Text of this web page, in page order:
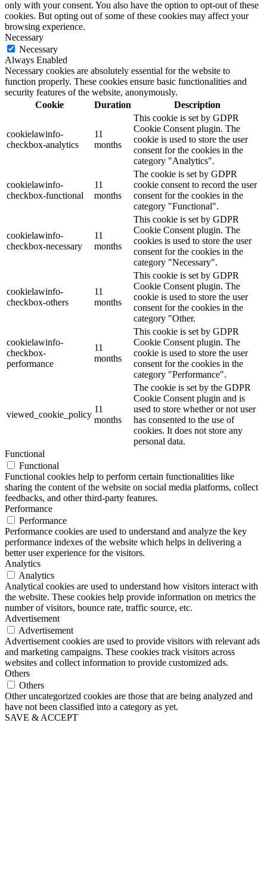
only with your consent. You also have the option to opt-out of these
cookies. But opting out of some of these cookies may affect your
browsing experience.
Necessary
Necessary
Always Enabled
Necessary cookies are absolutely essential for the website to
function properly. These cookies ensure basic functionalities and
security features of the website, anonymously.
Cookie
Duration Description
cookielawinfo-
checkbox-analytics
11
months
This cookie is set by GDPR
Cookie Consent plugin. The
cookie is used to store the user
consent for the cookies in the
category "Analytics".
cookielawinfo-
checkbox-functional
11
months
The cookie is set by GDPR
cookie consent to record the user
consent for the cookies in the
category "Functional".
cookielawinfo-
checkbox-necessary
11
months
This cookie is set by GDPR
Cookie Consent plugin. The
cookies is used to store the user
consent for the cookies in the
category "Necessary".
cookielawinfo-
checkbox-others
11
months
This cookie is set by GDPR
Cookie Consent plugin. The
cookie is used to store the user
consent for the cookies in the
category "Other.
cookielawinfo-
checkbox-
performance
11
months
This cookie is set by GDPR
Cookie Consent plugin. The
cookie is used to store the user
consent for the cookies in the
category "Performance".
viewed_cookie_policy
11
months
The cookie is set by the GDPR
Cookie Consent plugin and is
used to store whether or not user
has consented to the use of
cookies. It does not store any
personal data.
Functional
Functional
Functional cookies help to perform certain functionalities like
sharing the content of the website on social media platforms, collect
feedbacks, and other third-party features.
Performance
Performance
Performance cookies are used to understand and analyze the key
performance indexes of the website which helps in delivering a
better user experience for the visitors.
Analytics
Analytics
Analytical cookies are used to understand how visitors interact with
the website. These cookies help provide information on metrics the
number of visitors, bounce rate, traffic source, etc.
Advertisement
Advertisement
Advertisement cookies are used to provide visitors with relevant ads
and marketing campaigns. These cookies track visitors across
websites and collect information to provide customized ads.
Others
Others
Other uncategorized cookies are those that are being analyzed and
have not been classified into a category as yet.
SAVE & ACCEPT